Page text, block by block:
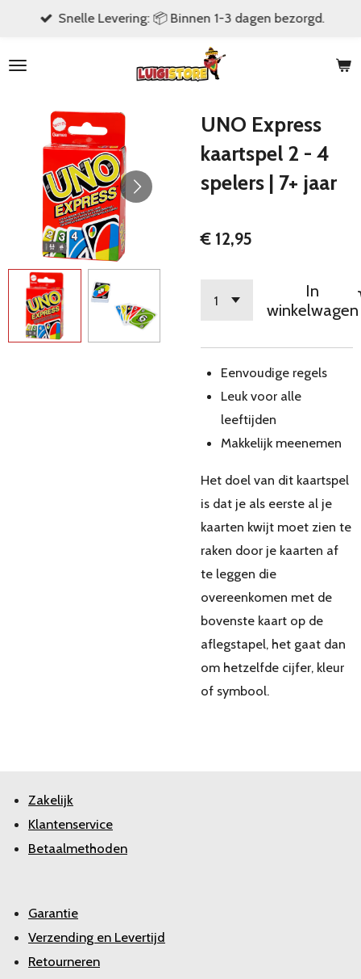
naar
hoofdinhoud
Snelle Levering: 📦 Binnen 1-3 dagen bezorgd.
UNO Express
kaartspel 2 - 4
spelers | 7+ jaar
€ 12,95
In
winkelwagen
Eenvoudige regels
Leuk voor alle
leeftijden
Makkelijk meenemen
Het doel van dit kaartspel
is dat je als eerste al je
kaarten kwijt moet zien te
raken door je kaarten af
te leggen die
overeenkomen met de
bovenste kaart op de
aflegstapel, het gaat dan
om hetzelfde cijfer, kleur
of symbool.
Zakelijk
Klantenservice
Betaalmethoden
Garantie
Verzending en Levertijd
Retourneren